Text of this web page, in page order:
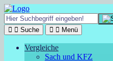
Suche Menü
Vergleiche
Sach und KFZ